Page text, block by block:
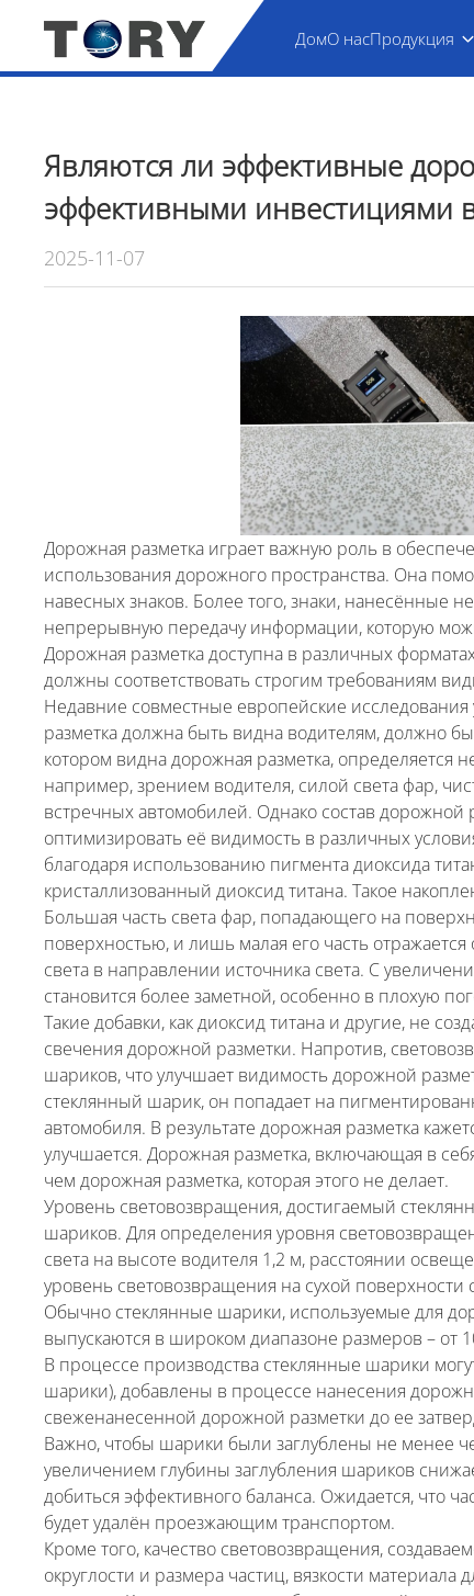
ДомО насПродукция
Являются ли эффективные
эффективными инвестициями
2025-11-07
Дорожная разметка играет важную роль в
использования дорожного пространства. Она
навесных знаков. Более того, знаки, нанесённые
непрерывную передачу информации, которую
Дорожная разметка доступна в различных
должны соответствовать строгим требованиям
Недавние совместные европейские
разметка должна быть видна водителям, должно
котором видна дорожная разметка, определяется
например, зрением водителя, силой света фар,
встречных автомобилей. Однако состав дорожной
оптимизировать её видимость в различных
благодаря использованию пигмента диоксида
кристаллизованный диоксид титана. Такое
Большая часть света фар, попадающего на
поверхностью, и лишь малая его часть
света в направлении источника света. С
становится более заметной, особенно в плохую
Такие добавки, как диоксид титана и другие, не
свечения дорожной разметки. Напротив,
шариков, что улучшает видимость дорожной
стеклянный шарик, он попадает на
автомобиля. В результате дорожная разметка
улучшается. Дорожная разметка, включающая в
чем дорожная разметка, которая этого не делает.
Уровень световозвращения, достигаемый
шариков. Для определения уровня
света на высоте водителя 1,2 м, расстоянии
уровень световозвращения на сухой поверхности
Обычно стеклянные шарики, используемые для
выпускаются в широком диапазоне размеров – от
В процессе производства стеклянные шарики
шарики), добавлены в процессе нанесения
свеженанесенной дорожной разметки до ее
Важно, чтобы шарики были заглублены не менее
увеличением глубины заглубления шариков
добиться эффективного баланса. Ожидается, что
будет удалён проезжающим транспортом.
Кроме того, качество световозвращения,
округлости и размера частиц, вязкости